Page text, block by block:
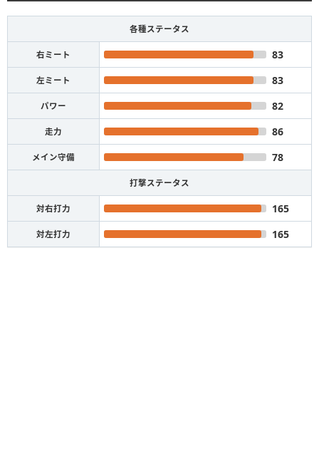
各種ステータス
右ミート 83
左ミート 83
パワー 82
走力 86
メイン守備 78
打撃ステータス
対右打力 165
対左打力 165